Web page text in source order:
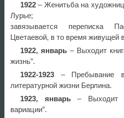
1922– Женитьба на
Лурье;
завязывается переписка
Цветаевой, в то время живущей
1922, январь – Выходит
жизнь”.
1922-1923– Пребывание в
литературной жизни Берлина.
1923, январь– Выходит
вариации”.